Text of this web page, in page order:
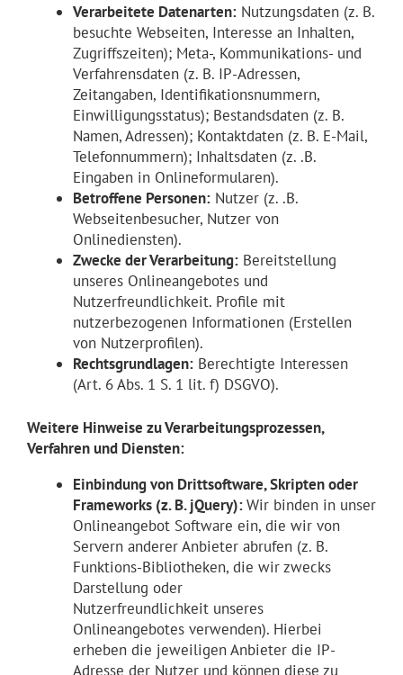
Verarbeitete Datenarten: Nutzungsdaten (z. B.
besuchte Webseiten, Interesse an Inhalten,
Zugriffszeiten); Meta-, Kommunikations- und
Verfahrensdaten (z. B. IP-Adressen,
Zeitangaben, Identifikationsnummern,
Einwilligungsstatus); Bestandsdaten (z. B.
Namen, Adressen); Kontaktdaten (z. B. E-Mail,
Telefonnummern); Inhaltsdaten (z. .B.
Eingaben in Onlineformularen).
Betroffene Personen: Nutzer (z. .B.
Webseitenbesucher, Nutzer von
Onlinediensten).
Zwecke der Verarbeitung: Bereitstellung
unseres Onlineangebotes und
Nutzerfreundlichkeit. Profile mit
nutzerbezogenen Informationen (Erstellen
von Nutzerprofilen).
Rechtsgrundlagen: Berechtigte Interessen
(Art. 6 Abs. 1 S. 1 lit. f) DSGVO).
Weitere Hinweise zu Verarbeitungsprozessen,
Verfahren und Diensten:
Einbindung von Drittsoftware, Skripten oder
Frameworks (z. B. jQuery):Wir binden in unser
Onlineangebot Software ein, die wir von
Servern anderer Anbieter abrufen (z. B.
Funktions-Bibliotheken, die wir zwecks
Darstellung oder
Nutzerfreundlichkeit unseres
Onlineangebotes verwenden). Hierbei
erheben die jeweiligen Anbieter die IP-
Adresse der Nutzer und können diese zu